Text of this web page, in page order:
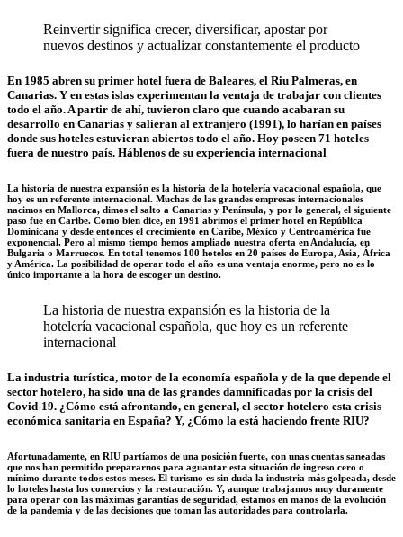
Reinvertir significa crecer, diversificar, apostar por
nuevos destinos y actualizar constantemente el producto
En 1985 abren su primer hotel fuera de Baleares, el Riu Palmeras, en
Canarias. Y en estas islas experimentan la ventaja de trabajar con clientes
todo el año. A partir de ahí, tuvieron claro que cuando acabaran su
desarrollo en Canarias y salieran al extranjero (1991), lo harían en países
donde sus hoteles estuvieran abiertos todo el año. Hoy poseen 71 hoteles
fuera de nuestro país. Háblenos de su experiencia internacional
La historia de nuestra expansión es la historia de la hotelería vacacional española, que
hoy es un referente internacional. Muchas de las grandes empresas internacionales
nacimos en Mallorca, dimos el salto a Canarias y Península, y por lo general, el siguiente
paso fue en Caribe. Como bien dice, en 1991 abrimos el primer hotel en República
Dominicana y desde entonces el crecimiento en Caribe, México y Centroamérica fue
exponencial. Pero al mismo tiempo hemos ampliado nuestra oferta en Andalucía, en
Bulgaria o Marruecos. En total tenemos 100 hoteles en 20 países de Europa, Asia, África
y América. La posibilidad de operar todo el año es una ventaja enorme, pero no es lo
único importante a la hora de escoger un destino.
La historia de nuestra expansión es la historia de la
hotelería vacacional española, que hoy es un referente
internacional
La industria turística, motor de la economía española y de la que depende el
sector hotelero, ha sido una de las grandes damnificadas por la crisis del
Covid-19. ¿Cómo está afrontando, en general, el sector hotelero esta crisis
económica sanitaria en España? Y, ¿Cómo la está haciendo frente RIU?
Afortunadamente, en RIU partíamos de una posición fuerte, con unas cuentas saneadas
que nos han permitido prepararnos para aguantar esta situación de ingreso cero o
mínimo durante todos estos meses. El turismo es sin duda la industria más golpeada, desde
lo hoteles hasta los comercios y la restauración. Y, aunque trabajamos muy duramente
para operar con las máximas garantías de seguridad, estamos en manos de la evolución
de la pandemia y de las decisiones que toman las autoridades para controlarla.